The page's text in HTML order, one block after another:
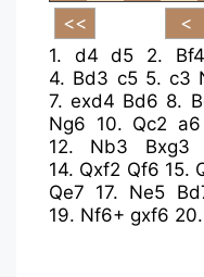
1. d4 d5 2. Bf4
4. Bd3 c5 5. c3
7.exd4 Bd6 8.
Ng6 10. Qc2 a6
12. Nb3 Bxg3
14. Qxf2 Qf6 15.
Qe7 17. Ne5
19. Nf6+ gxf6 20.